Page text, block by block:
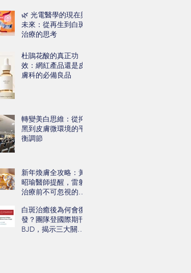
🌿 光電醫學的現在與
未來：從再生到白斑
治療的思考
杜鵑花酸的真正功
效：網紅產品還是皮
膚科的必備良品
轉變美白思維：從抑
黑到皮膚微環境的平
衡調節
新年煥膚全攻略：黃
昭瑜醫師提醒，雷射
治療前不可忽視的三
白斑治癒後為何會復
發？團隊登國際期刊
BJD，揭示三大關鍵